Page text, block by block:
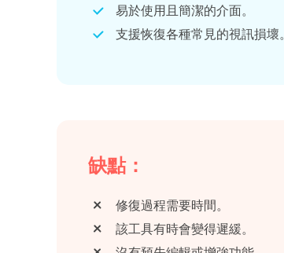
易於使用且簡潔的介面。
支援恢復各種常見的視訊損壞。
缺點：
修復過程需要時間。
該工具有時會變得遲緩。